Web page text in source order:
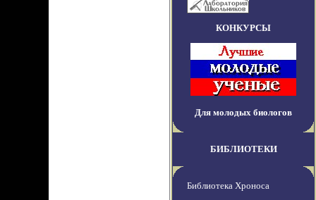
КОНКУРСЫ
Для молодых биологов
БИБЛИОТЕКИ
Библиотека Хроноса